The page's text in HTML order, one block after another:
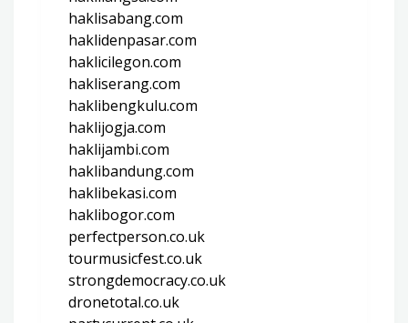
haklisabang.com
haklidenpasar.com
haklicilegon.com
hakliserang.com
haklibengkulu.com
haklijogja.com
haklijambi.com
haklibandung.com
haklibekasi.com
haklibogor.com
perfectperson.co.uk
tourmusicfest.co.uk
strongdemocracy.co.uk
dronetotal.co.uk